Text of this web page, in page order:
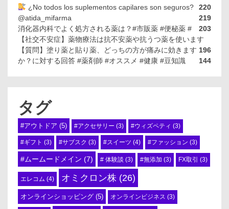
220
¿No todos los suplementos capilares son seguros?
@atida_mifarma
219
消化器内科でよく処方される薬は？#市販薬 #便秘薬 #
203
【社交不安症】薬物療法は抗不安薬や抗うつ薬を使います
196
【質問】塗り薬と貼り薬、どっちの方が痛みに効きます
か？に対する回答 #薬剤師 #オススメ #健康 #豆知識
144
タグ
#アウトドア (5) #アクセサリー (3) #ウィズペティ (3)
#ギフト (3) #サブスク (3) #スイーツ (4) #ファッション (3)
#ムームードメイン (7) # 体験談 (3) #無添加 (3) FX取引 (3)
エレコム (4) オミクロン株 (26)
オンラインショッピング (5) オンラインビジネス (3)